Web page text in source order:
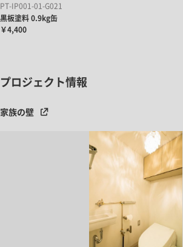
PT-IP001-01-G021
黒板塗料 0.9kg缶
￥4,400
プロジェクト情報
家族の壁